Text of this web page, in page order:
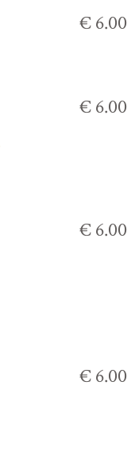
€ 6.00
€ 6.00
€ 6.00
€ 6.00